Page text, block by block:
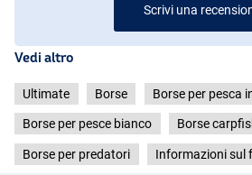
Scrivi una
Vedi altro
Ultimate Borse Borse per pesca
Borse per pesce bianco Borse
Borse per predatori Informazioni sul